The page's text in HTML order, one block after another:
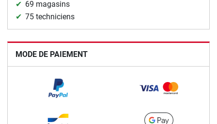
69 magasins
75 techniciens
MODE DE PAIEMENT